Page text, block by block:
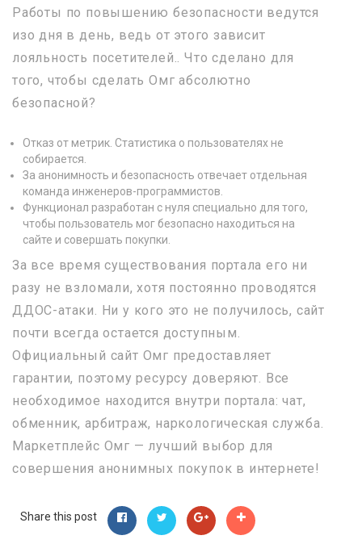
Работы по повышению безопасности ведутся
изо дня в день, ведь от этого зависит
лояльность посетителей.. Что сделано для
того, чтобы сделать Омг абсолютно
безопасной?
Отказ от метрик. Статистика о пользователях не
собирается.
За анонимность и безопасность отвечает отдельная
команда инженеров-программистов.
Функционал разработан с нуля специально для того,
чтобы пользователь мог безопасно находиться на
сайте и совершать покупки.
За все время существования портала его ни
разу не взломали, хотя постоянно проводятся
ДДОС-атаки. Ни у кого это не получилось, сайт
почти всегда остается доступным.
Официальный сайт Омг предоставляет
гарантии, поэтому ресурсу доверяют. Все
необходимое находится внутри портала: чат,
обменник, арбитраж, наркологическая служба.
Маркетплейс Омг — лучший выбор для
совершения анонимных покупок в интернете!
Share this post